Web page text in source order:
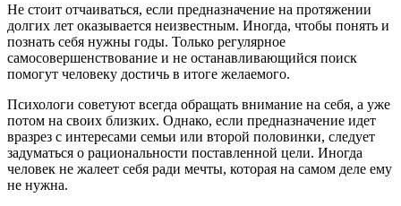
Не стоит отчаиваться, если предназначение на протяжении
долгих лет оказывается неизвестным. Иногда, чтобы понять и
познать себя нужны годы. Только регулярное
самосовершенствование и не останавливающийся поиск
помогут человеку достичь в итоге желаемого.
Психологи советуют всегда обращать внимание на себя, а уже
потом на своих близких. Однако, если предназначение идет
вразрез с интересами семьи или второй половинки, следует
задуматься о рациональности поставленной цели. Иногда
человек не жалеет себя ради мечты, которая на самом деле ему
не нужна.